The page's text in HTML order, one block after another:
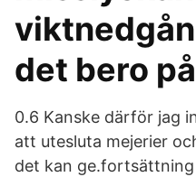
det bero
0.6 Kanske därför jag
att utesluta mejerier
det kan